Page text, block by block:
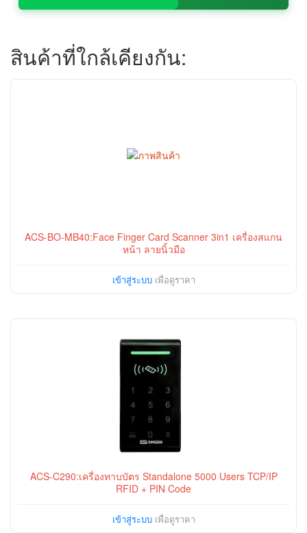
สินค้าที่ใกล้เคียงกัน:
ACS-BO-MB40:Face Finger Card Scanner 3in1 เครื่องสแกน
หน้า ลายนิ้วมือ
เข้าสู่ระบบเพื่อดูราคา
ACS-C290:เครื่องทาบบัตร Standalone 5000 Users TCP/IP
RFID + PIN Code
เข้าสู่ระบบเพื่อดูราคา